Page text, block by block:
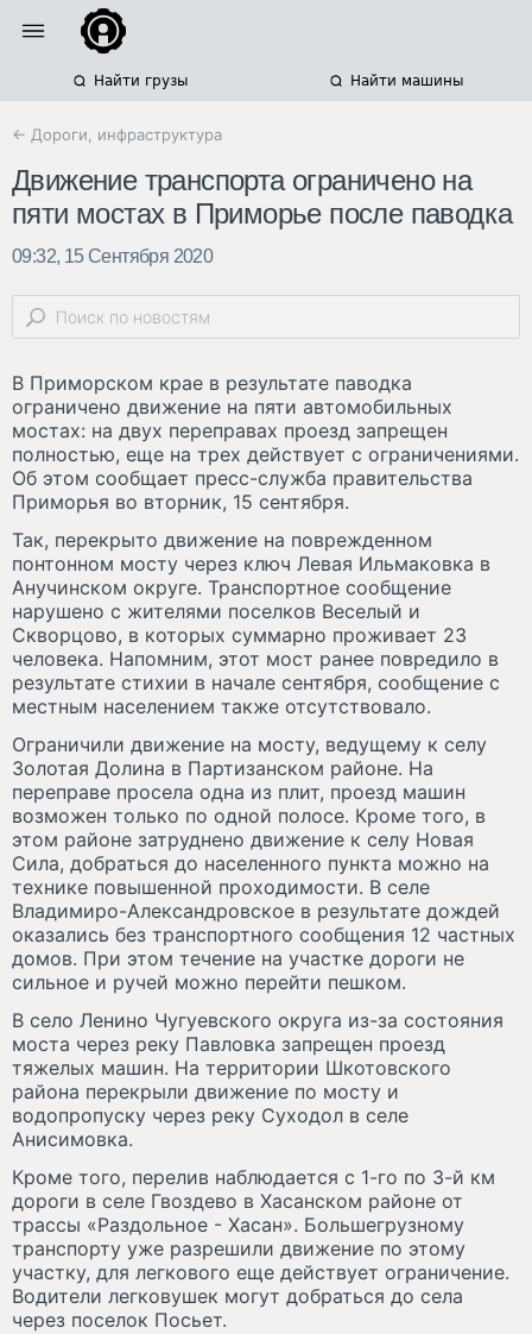
Найти грузы Найти машины
← Дороги, инфраструктура
Движение транспорта ограничено на
пяти мостах в Приморье после паводка
09:32, 15 Сентября 2020
В Приморском крае в результате паводка
ограничено движение на пяти автомобильных
мостах: на двух переправах проезд запрещен
полностью, еще на трех действует с ограничениями.
Об этом сообщает пресс-служба правительства
Приморья во вторник, 15 сентября.
Так, перекрыто движение на поврежденном
понтонном мосту через ключ Левая Ильмаковка в
Анучинском округе. Транспортное сообщение
нарушено с жителями поселков Веселый и
Скворцово, в которых суммарно проживает 23
человека. Напомним, этот мост ранее повредило в
результате стихии в начале сентября, сообщение с
местным населением также отсутствовало.
Ограничили движение на мосту, ведущему к селу
Золотая Долина в Партизанском районе. На
переправе просела одна из плит, проезд машин
возможен только по одной полосе. Кроме того, в
этом районе затруднено движение к селу Новая
Сила, добраться до населенного пункта можно на
технике повышенной проходимости. В селе
Владимиро-Александровское в результате дождей
оказались без транспортного сообщения 12 частных
домов. При этом течение на участке дороги не
сильное и ручей можно перейти пешком.
В село Ленино Чугуевского округа из-за состояния
моста через реку Павловка запрещен проезд
тяжелых машин. На территории Шкотовского
района перекрыли движение по мосту и
водопропуску через реку Суходол в селе
Анисимовка.
Кроме того, перелив наблюдается с 1-го по 3-й км
дороги в селе Гвоздево в Хасанском районе от
трассы «Раздольное - Хасан». Большегрузному
транспорту уже разрешили движение по этому
участку, для легкового еще действует ограничение.
Водители легковушек могут добраться до села
через поселок Посьет.